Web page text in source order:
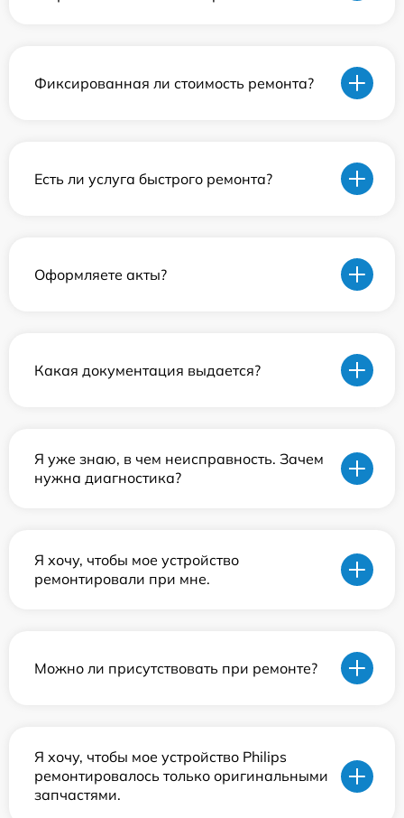
Фиксированная ли стоимость ремонта?
Есть ли услуга быстрого ремонта?
Оформляете акты?
Какая документация выдается?
Я уже знаю, в чем неисправность. Зачем
нужна диагностика?
Я хочу, чтобы мое устройство
ремонтировали при мне.
Можно ли присутствовать при ремонте?
Я хочу, чтобы мое устройство Philips
ремонтировалось только оригинальными
запчастями.